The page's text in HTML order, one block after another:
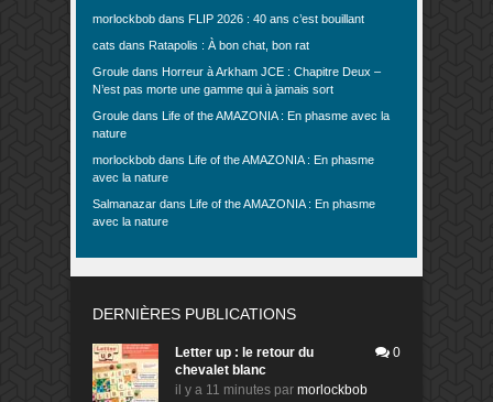
morlockbob dans FLIP 2026 : 40 ans c’est bouillant
cats dans Ratapolis : À bon chat, bon rat
Groule dans Horreur à Arkham JCE : Chapitre Deux –
N’est pas morte une gamme qui à jamais sort
Groule dans Life of the AMAZONIA : En phasme avec la
nature
morlockbob dans Life of the AMAZONIA : En phasme
avec la nature
Salmanazar dans Life of the AMAZONIA : En phasme
avec la nature
DERNIÈRES PUBLICATIONS
Letter up : le retour du
chevalet blanc
il y a 11 minutes par morlockbob
0